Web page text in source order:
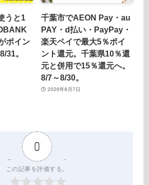
うと1
ポイン
31。
千葉市でAEON Pay・au
PAY・d払い・PayPay・
楽天ペイで最大5％ポイ
ント還元。千葉県10％還
元と併用で15％還元へ。
8/7～8/30。
2026年8月7日
0
この記事を評価する。